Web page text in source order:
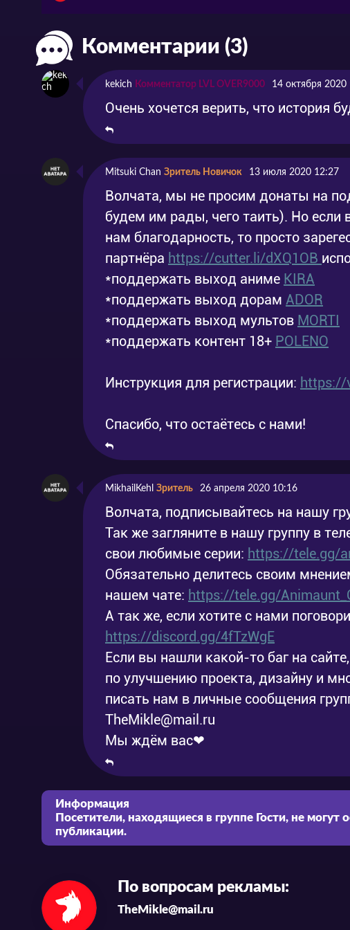
количество зверств и преступлений. Поможет
105, которым предстоит управлять главному
Федерация, разумеется, тоже не дремлет.
Космических сил Земли собирают группу во
104FF, чтобы остановить Мафти.
Смотрите аниме «Мобильный воин Гандам:
русской озвучкой онлайн уже совсем скоро на
Комментарии (3)
kekich Комментатор LVL OVER9000 14 октября 2020
Очень хочется верить, что история
Mitsuki Chan Зритель Новичок 13 июля 2020 12:27
Волчата, мы не просим донаты на
будем им рады, чего таить). Но если
нам благодарность, то просто
партнёра https://cutter.li/dXQ1OB
*поддержать выход аниме KIRA
*поддержать выход дорам ADOR
*поддержать выход мультов MORTI
*поддержать контент 18+ POLENO
Инструкция для регистрации: https://
Спасибо, что остаётесь с нами!
MikhailKehl Зритель 26 апреля 2020 10:16
Волчата, подписывайтесь на нашу
Так же загляните в нашу группу в
свои любимые серии: https://tele.gg/
Обязательно делитесь своим
нашем чате: https://tele.gg/
А так же, если хотите с нами
https://discord.gg/4fTzWgE
Если вы нашли какой-то баг на
по улучшению проекта, дизайну и
писать нам в личные сообщения
TheMikle@mail.ru
Мы ждём вас❤
Информация
Посетители, находящиеся в группе Гости, не могут
публикации.
По вопросам рекламы:
TheMikle@mail.ru